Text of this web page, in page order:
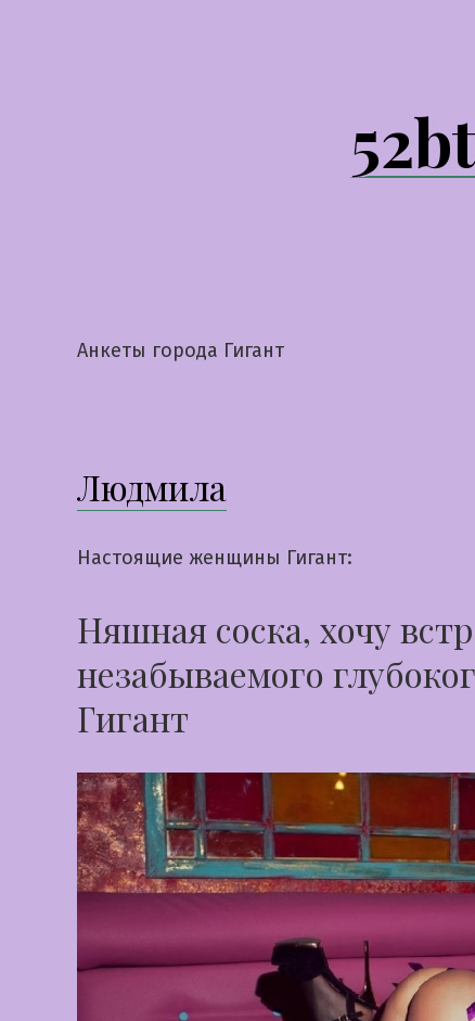
52bt
Анкеты города Гигант
Людмила
Настоящие женщины Гигант:
Няшная соска, хочу
незабываемого
Гигант